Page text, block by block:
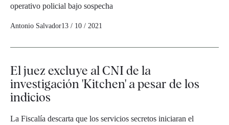
operativo policial bajo sospecha
Antonio Salvador13 / 10 / 2021
El juez excluye al CNI de la
investigación 'Kitchen' a pesar de los
indicios
La Fiscalía descarta que los servicios secretos iniciaran el